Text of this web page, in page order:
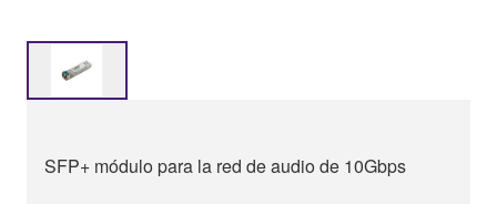
SFP+ módulo para la red de audio de 10Gbps